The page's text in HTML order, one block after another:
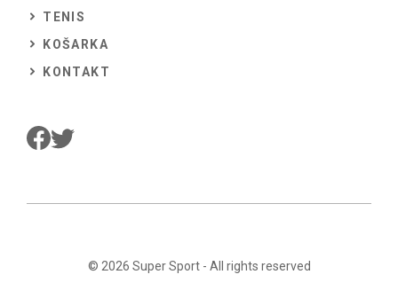
TENIS
KOŠARKA
KONTAKT
© 2026 Super Sport- All rights reserved